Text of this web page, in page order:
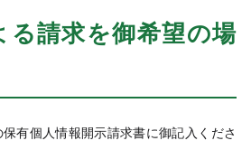
請求を御希望の場
有個人情報開示請求書に御記入くださ